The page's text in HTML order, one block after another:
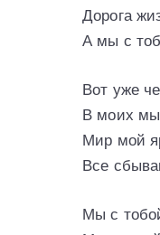
Дорога
А мы с
Вот уже
В моих
Мир мой
Все
Мы с